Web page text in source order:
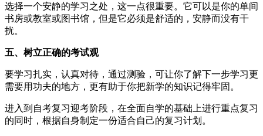
选择一个安静的学习之处，这一点很重要。它可以是你的单间
书房或教室或图书馆，但是它必须是舒适的，安静而没有干
扰。
五、树立正确的考试观
要学习扎实，认真对待，通过测验，可让你了解下一步学习更
需要用功夫的地方，更有助于你把新学的知识记得牢固。
进入到自考复习迎考阶段，在全面自学的基础上进行重点复习
的同时，根据自身制定一份适合自己的复习计划。